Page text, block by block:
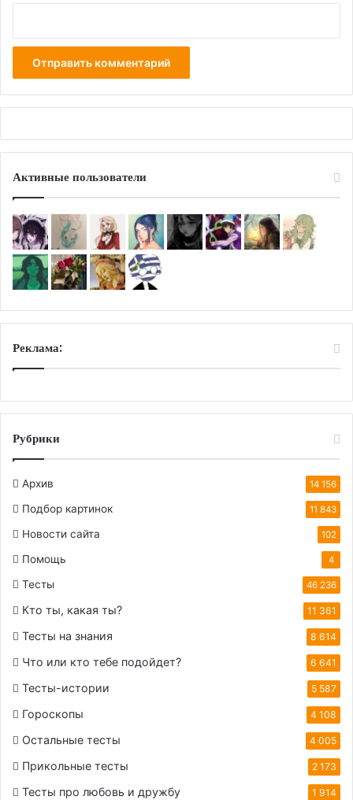
Активные пользователи
Реклама:
Рубрики
Архив 14 156
Подбор картинок 11 843
Новости сайта 102
Помощь 4
Тесты 46 236
Кто ты, какая ты? 11 361
Тесты на знания 8 614
Что или кто тебе подойдет? 6 641
Тесты-истории 5 587
Гороскопы 4 108
Остальные тесты 4 005
Прикольные тесты 2 173
Тесты про любовь и дружбу 1 914